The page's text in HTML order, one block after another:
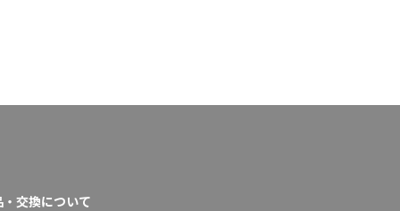
・交換について